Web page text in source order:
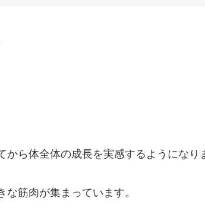
から体全体の成長を実感するようになり
な筋肉が集まっています。